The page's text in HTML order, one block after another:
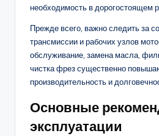
необходимость в дорогостоящем
Прежде всего, важно следить за
трансмиссии и рабочих узлов
обслуживание, замена масла,
чистка фрез существенно
производительность и
Основные
эксплуатации